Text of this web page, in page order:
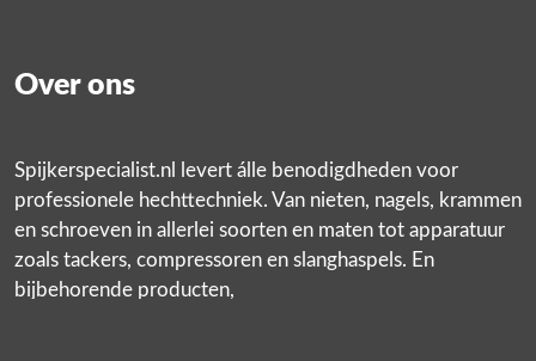
Over ons
Spijkerspecialist.nl levert álle benodigdheden voor
professionele hechttechniek. Van nieten, nagels, krammen
en schroeven in allerlei soorten en maten tot apparatuur
zoals tackers, compressoren en slanghaspels. En
bijbehorende producten,